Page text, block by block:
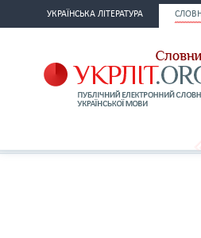
УКРАЇНСЬКА ЛІТЕРАТУРА